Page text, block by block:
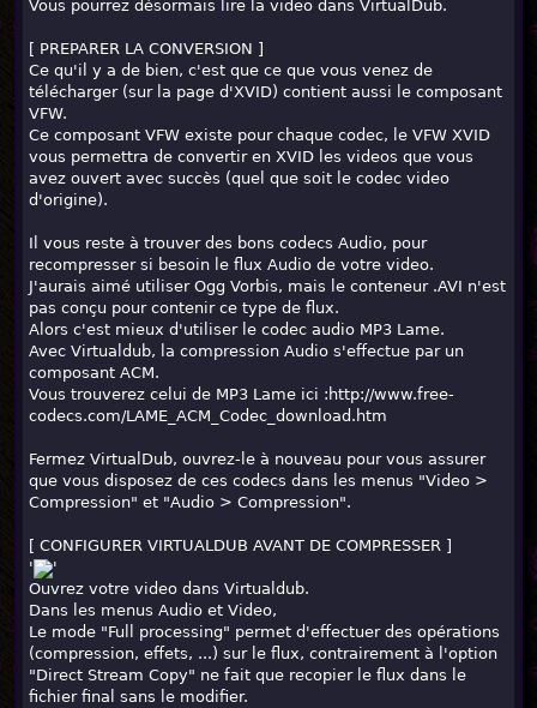
Vous pourrez désormais lire la video dans VirtualDub.
[ PREPARER LA CONVERSION ]
Ce qu'il y a de bien, c'est que ce que vous venez de
télécharger (sur la page d'XVID) contient aussi le composant
VFW.
Ce composant VFW existe pour chaque codec, le VFW XVID
vous permettra de convertir en XVID les videos que vous
avez ouvert avec succès (quel que soit le codec video
d'origine).
Il vous reste à trouver des bons codecs Audio, pour
recompresser si besoin le flux Audio de votre video.
J'aurais aimé utiliser Ogg Vorbis, mais le conteneur .AVI n'est
pas conçu pour contenir ce type de flux.
Alors c'est mieux d'utiliser le codec audio MP3 Lame.
Avec Virtualdub, la compression Audio s'effectue par un
composant ACM.
Vous trouverez celui de MP3 Lame ici :http://www.free-
codecs.com/LAME_ACM_Codec_download.htm
Fermez VirtualDub, ouvrez-le à nouveau pour vous assurer
que vous disposez de ces codecs dans les menus "Video >
Compression" et "Audio > Compression".
[ CONFIGURER VIRTUALDUB AVANT DE COMPRESSER ]
'
'
Ouvrez votre video dans Virtualdub.
Dans les menus Audio et Video,
Le mode "Full processing" permet d'effectuer des opérations
(compression, effets, ...) sur le flux, contrairement à l'option
"Direct Stream Copy" ne fait que recopier le flux dans le
fichier final sans le modifier.